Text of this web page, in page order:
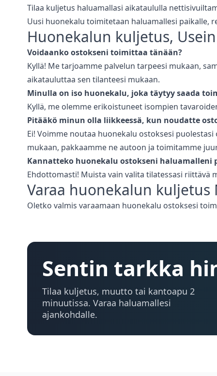
Tilaa kuljetus haluamallasi aikataululla
Uusi huonekalu toimitetaan haluamallesi paikalle,
Huonekalun kuljetus,
Voidaanko ostokseni toimittaa tänään?
Kyllä! Me tarjoamme palvelun tarpeesi mukaan,
aikatauluttaa sen tilanteesi mukaan.
Minulla on iso huonekalu, joka täytyy saada
Kyllä, me olemme erikoistuneet isompien
Pitääkö minun olla liikkeessä, kun noudatte
Ei! Voimme noutaa huonekalu ostoksesi
mukaan, pakkaamme ne autoon ja toimitamme
Kannatteko huonekalu ostokseni haluamalleni
Ehdottomasti! Muista vain valita tilatessasi riittävä
Varaa huonekalun kuljetus
Oletko valmis varaamaan huonekalu ostoksesi
Sentin tarkka
Tilaa kuljetus, muutto tai kantoapu 2
minuutissa. Varaa haluamallesi
ajankohdalle.